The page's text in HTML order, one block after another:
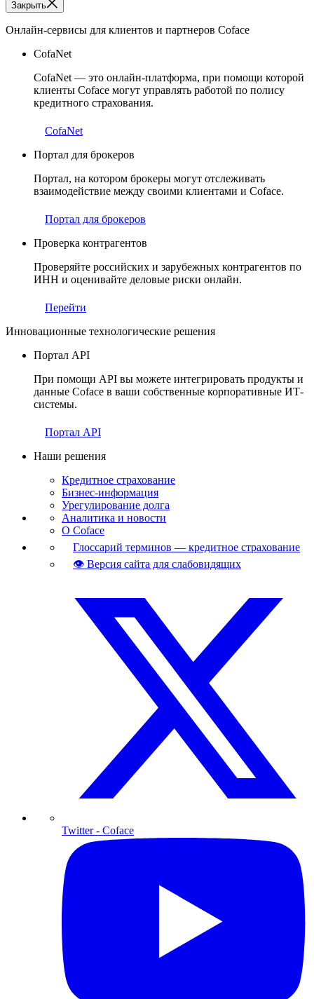
Закрыть
Онлайн-сервисы для клиентов и партнеров Coface
CofaNet
CofaNet — это онлайн-платформа, при помощи которой
клиенты Coface могут управлять работой по полису
кредитного страхования.
CofaNet
Портал для брокеров
Портал, на котором брокеры могут отслеживать
взаимодействие между своими клиентами и Coface.
Портал для брокеров
Проверка контрагентов
Проверяйте российских и зарубежных контрагентов по
ИНН и оценивайте деловые риски онлайн.
Перейти
Инновационные технологические решения
Портал API
При помощи API вы можете интегрировать продукты и
данные Coface в ваши собственные корпоративные ИТ-
системы.
Портал API
Наши решения
Кредитное страхование
Бизнес-информация
Урегулирование долга
Аналитика и новости
О Coface
Глоссарий терминов — кредитное страхование
👁 Версия сайта для слабовидящих
Twitter- Coface